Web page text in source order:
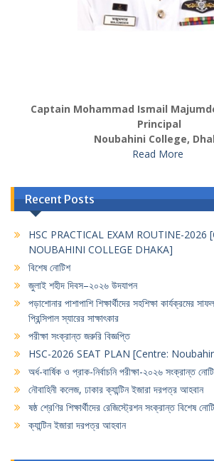
Captain Mohammad Ismail
Principal
Noubahini College,
Read More
Recent Posts
HSC PRACTICAL EXAM ROUTINE-2026
NOUBAHINI COLLEGE DHAKA]
বিশেষ নোটিশ
জুলাই শহীদ দিবস–২০২৬ উদযাপন
পড়াশোনার পাশাপাশি শিক্ষার্থীদের সহশিক্ষা কার্যক্রমের
প্রিন্সিপাল স্যারের সাক্ষাৎকার
পরীক্ষা সংক্রান্ত জরুরি বিজ্ঞপ্তি
HSC-2026 SEAT PLAN [Centre:
অর্ধ-বার্ষিক ও প্রাক-নির্বাচনি পরীক্ষা-২০২৬ সংক্রান্ত
নৌবাহিনী কলেজ, ঢাকার ক্যান্টিন ইজারা দরপত্র আহবান
ষষ্ঠ শ্রেণির শিক্ষার্থীদের রেজিস্ট্রেশন সংক্রান্ত বিশেষ
ক্যান্টিন ইজারা দরপত্র আহবান